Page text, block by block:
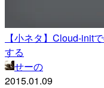
【小ネタ】Cloud-init
する
せーの
2015.01.09